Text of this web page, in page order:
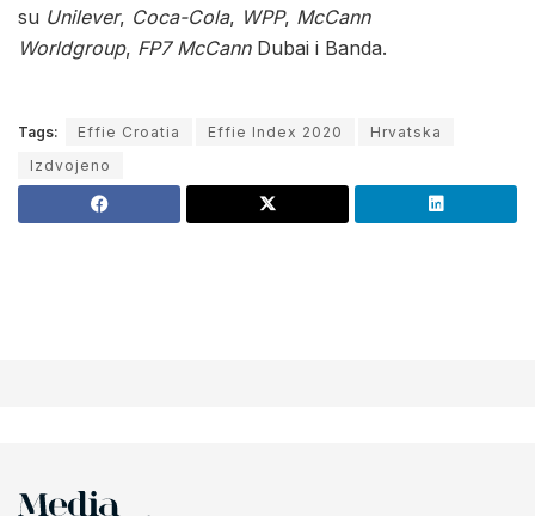
su Unilever, Coca-Cola, WPP, McCann
Worldgroup, FP7 McCannDubai i Banda.
Tags: Effie Croatia Effie Index 2020
Hrvatska
Izdvojeno